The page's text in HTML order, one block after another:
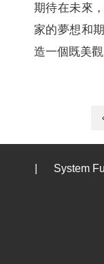
期待在未來
家的夢想和
造一個既美
System